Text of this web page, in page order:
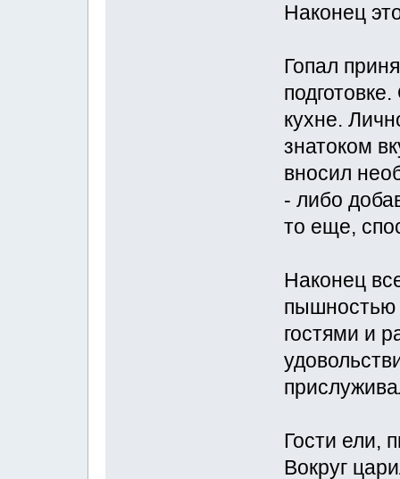
Наконец
Гопал
кухне.
знатоком
вносил
- либо
то еще,
Наконец
пышностью
гостями и
Гости ели,
Вокруг